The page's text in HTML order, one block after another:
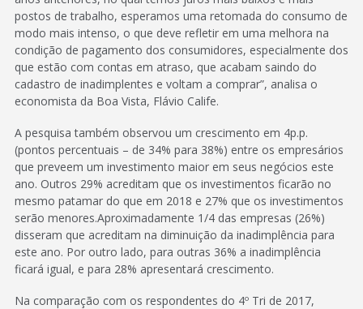
postos de trabalho, esperamos uma retomada do consumo de
modo mais intenso, o que deve refletir em uma melhora na
condição de pagamento dos consumidores, especialmente dos
que estão com contas em atraso, que acabam saindo do
cadastro de inadimplentes e voltam a comprar”, analisa o
economista da Boa Vista, Flávio Calife.
A pesquisa também observou um crescimento em 4p.p.
(pontos percentuais – de 34% para 38%) entre os empresários
que preveem um investimento maior em seus negócios este
ano. Outros 29% acreditam que os investimentos ficarão no
mesmo patamar do que em 2018 e 27% que os investimentos
serão menores.Aproximadamente 1/4 das empresas (26%)
disseram que acreditam na diminuição da inadimplência para
este ano. Por outro lado, para outras 36% a inadimplência
ficará igual, e para 28% apresentará crescimento.
Na comparação com os respondentes do 4º Tri de 2017,